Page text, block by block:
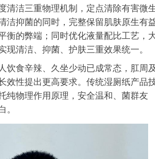
清洁三重物理机制，定点清除有害微
洁抑菌的同时，完整保留肌肤原生有
衡的弊端；同时优化液量配比工艺，
清洁、抑菌、护肤三重效果统一。
饮食辛辣、久坐少动已成常态，肛周
效性提出更高要求。传统湿厕纸产品
纯物理作用原理，安全温和、菌群友
。